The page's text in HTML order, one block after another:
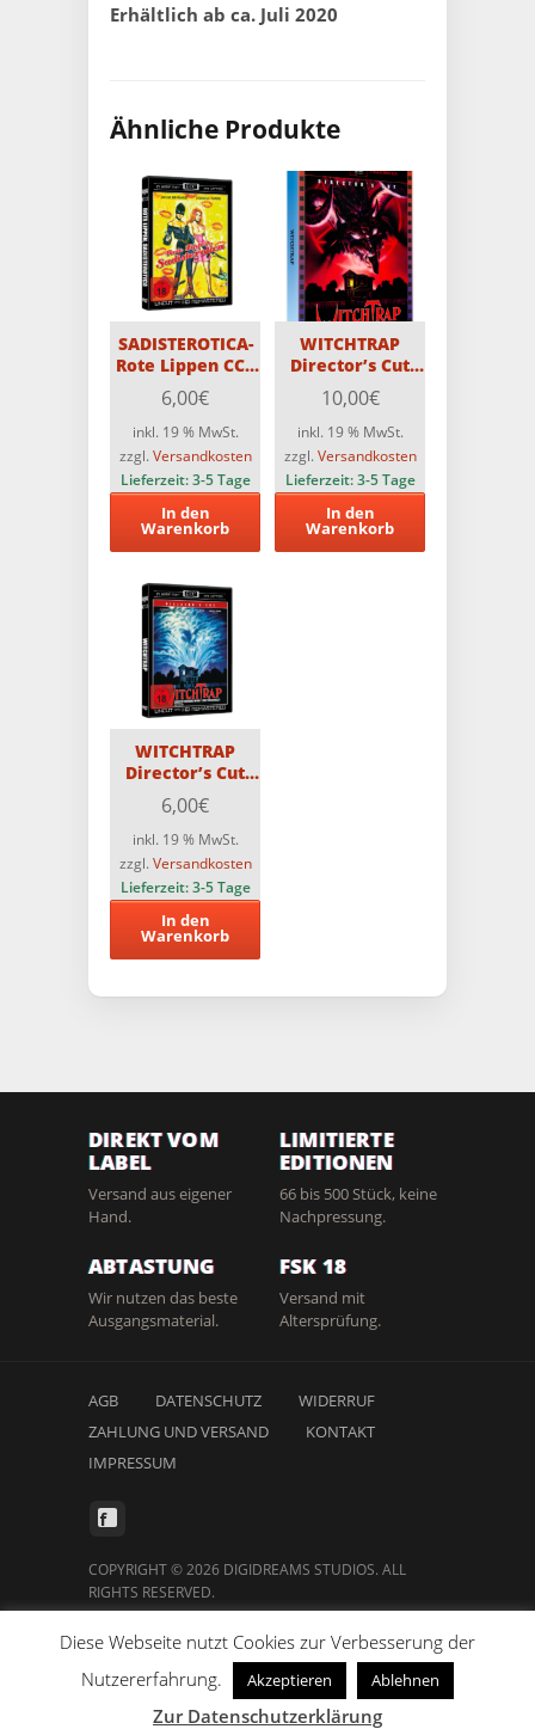
Erhältlich ab ca. Juli 2020
Ähnliche Produkte
SADISTEROTICA-
Rote Lippen CCC
DVD
6,00€
inkl. 19 % MwSt.
zzgl. Versandkosten
Lieferzeit:3-5 Tage
In den
Warenkorb
WITCHTRAP
Director’s Cut
Astro Scanavo-
Edition
10,00€
inkl. 19 % MwSt.
zzgl. Versandkosten
Lieferzeit:3-5 Tage
In den
Warenkorb
WITCHTRAP
Director’s Cut
CCC DVD
6,00€
inkl. 19 % MwSt.
zzgl. Versandkosten
Lieferzeit:3-5 Tage
In den
Warenkorb
DIREKT VOM
LABEL
Versand aus eigener
Hand.
LIMITIERTE
EDITIONEN
66 bis 500 Stück, keine
Nachpressung.
ABTASTUNG
Wir nutzen das beste
Ausgangsmaterial.
FSK 18
Versand mit
Altersprüfung.
AGB DATENSCHUTZ
WIDERRUF
ZAHLUNG UND VERSAND
KONTAKT
IMPRESSUM
COPYRIGHT © 2026 DIGIDREAMS STUDIOS. ALL
RIGHTS RESERVED.
Vertrag widerrufen
Diese Webseite nutzt Cookies zur Verbesserung der
Nutzererfahrung.
Akzeptieren Ablehnen
Zur Datenschutzerklärung